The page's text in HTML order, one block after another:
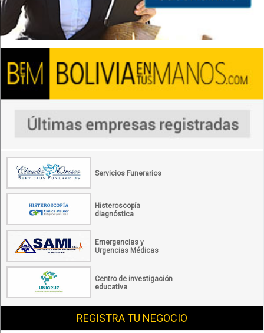
Servicios Funerarios
Histeroscopía
diagnóstica
Emergencias y
Urgencias Médicas
Centro de investigación
educativa
REGISTRA TU NEGOCIO